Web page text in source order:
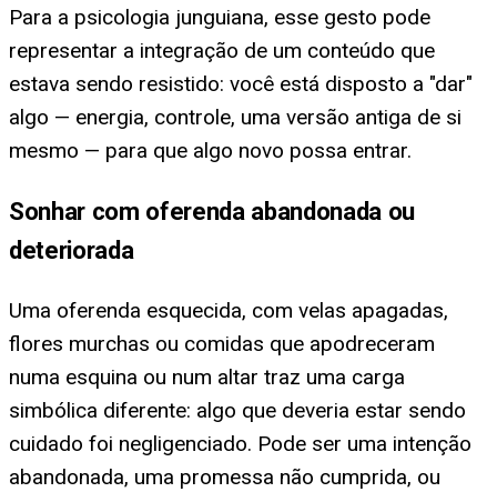
Para a psicologia junguiana, esse gesto pode
representar a integração de um conteúdo que
estava sendo resistido: você está disposto a "dar"
algo — energia, controle, uma versão antiga de si
mesmo — para que algo novo possa entrar.
Sonhar com oferenda abandonada ou
deteriorada
Uma oferenda esquecida, com velas apagadas,
flores murchas ou comidas que apodreceram
numa esquina ou num altar traz uma carga
simbólica diferente: algo que deveria estar sendo
cuidado foi negligenciado. Pode ser uma intenção
abandonada, uma promessa não cumprida, ou